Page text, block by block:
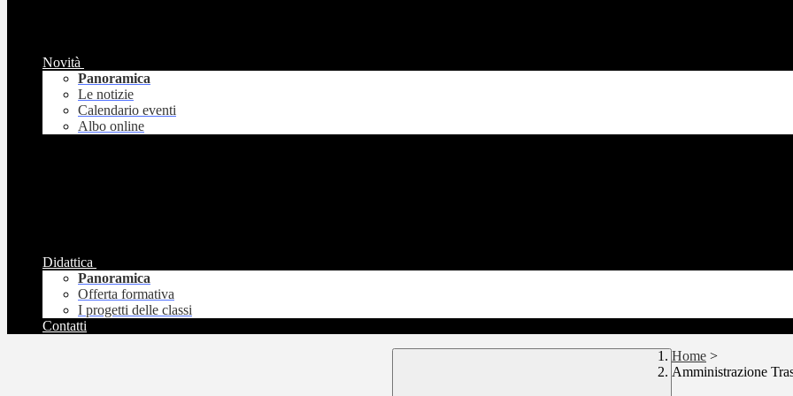
Novità
Panoramica
Le notizie
Calendario eventi
Albo online
Didattica
Panoramica
Offerta formativa
I progetti delle classi
Contatti
Home >
Amministrazione